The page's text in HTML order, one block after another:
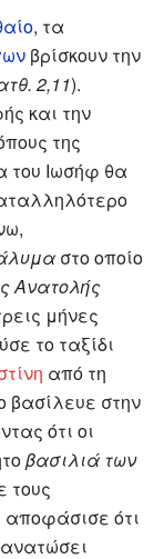
, τα
βρίσκουν την
2,11).
και την
της
του Ιωσήφ θα
στο οποίο
Ανατολής
μήνες
το ταξίδι
από τη
βασίλευε στην
ότι οι
βασιλιά των
τους
αποφάσισε ότι